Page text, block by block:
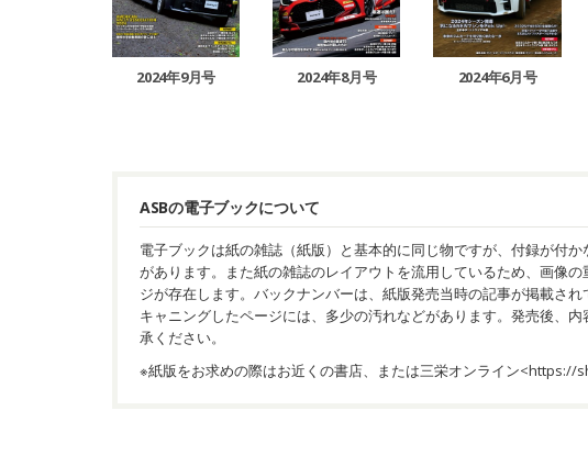
2024年9月号 2024年8月号 2024年6月号
ASBの電子ブックについて
電子ブックは紙の雑誌（紙版）と基本的に同じ物ですが、付録が付
があります。また紙の雑誌のレイアウトを流用しているため、画像
ジが存在します。バックナンバーは、紙版発売当時の記事が掲載さ
キャニングしたページには、多少の汚れなどがあります。発売後、
承ください。
※紙版をお求めの際はお近くの書店、または三栄オンライン<https://